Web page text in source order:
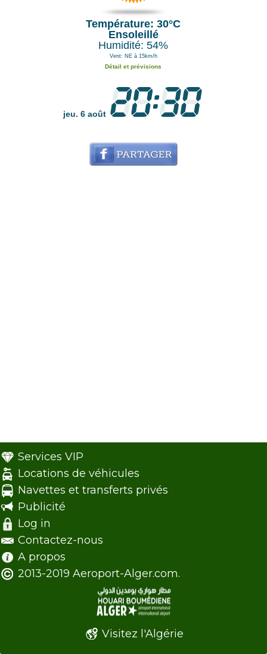
Température: 30°C
Ensoleillé
Humidité: 54%
Vent: NE à 15km/h
Détail et prévisions
jeu. 6 août
Services VIP
Locations de véhicules
Navettes et transferts privés
Publicité
Log in
Contactez-nous
A propos
2013-2019 Aeroport-Alger.com.
Visitez l'Algérie